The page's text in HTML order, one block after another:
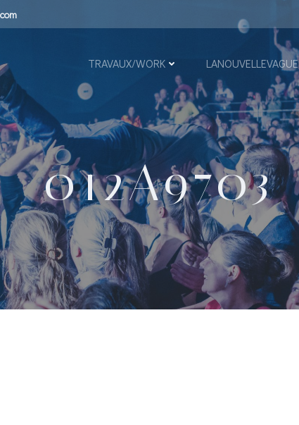
TRAVAUX/WORK LANOUVELLEVAGUE
012A9703